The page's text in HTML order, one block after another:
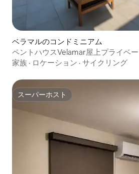
ベラマルのコンドミニアム
ペントハウスVelamar屋上プライベ
家族 · ロケーション · サイクリング
スーパーホスト
スーパーホスト